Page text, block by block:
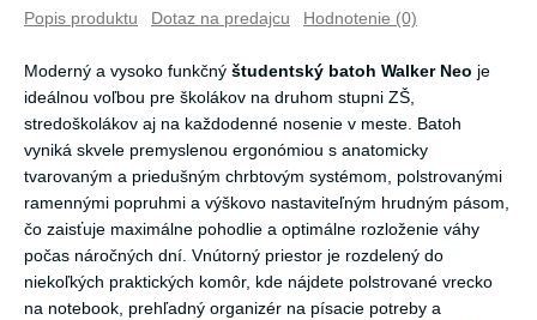
Popis produktu Dotaz na predajcu Hodnotenie (0)
Moderný a vysoko funkčný študentský batoh Walker Neo je
ideálnou voľbou pre školákov na druhom stupni ZŠ,
stredoškolákov aj na každodenné nosenie v meste. Batoh
vyniká skvele premyslenou ergonómiou s anatomicky
tvarovaným a priedušným chrbtovým systémom, polstrovanými
ramennými popruhmi a výškovo nastaviteľným hrudným pásom,
čo zaisťuje maximálne pohodlie a optimálne rozloženie váhy
počas náročných dní. Vnútorný priestor je rozdelený do
niekoľkých praktických komôr, kde nájdete polstrované vrecko
na notebook, prehľadný organizér na písacie potreby a